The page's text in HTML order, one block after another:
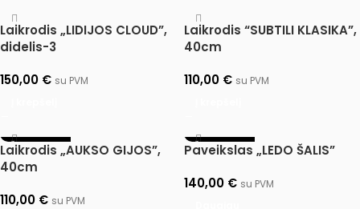
Laikrodis „LIDIJOS CLOUD”,
didelis-3
150,00 € su PVM
Laikrodis “SUBTILI KLASIKA”,
40cm
110,00 € su PVM
IŠPARDUOTA
Laikrodis „AUKSO GIJOS”,
40cm
110,00 € su PVM
IŠPARDUOTA
Paveikslas „LEDO ŠALIS”
140,00 € su PVM